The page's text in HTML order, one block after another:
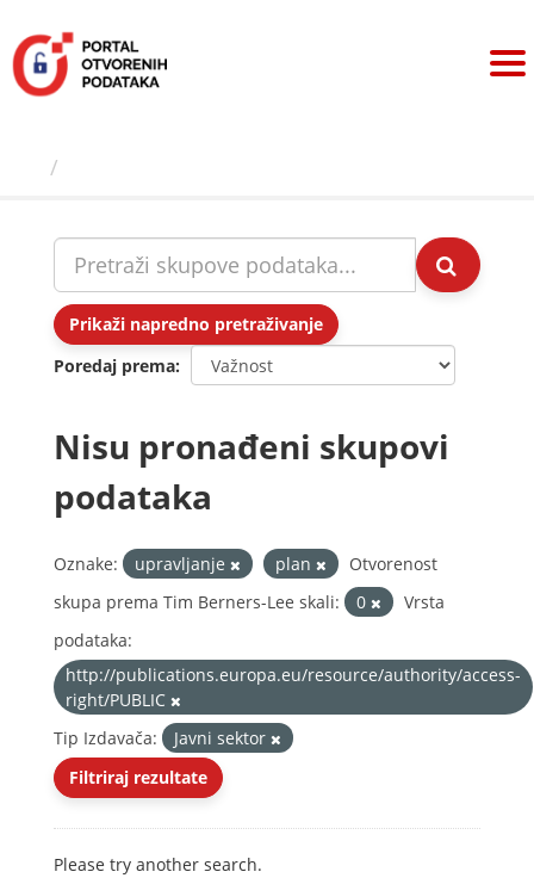
sadržaj
Prikaži napredno pretraživanje
Poredaj prema
Nisu pronađeni skupovi
podataka
Oznake: upravljanje plan
Otvorenost
skupa prema Tim Berners-Lee skali:
0
Vrsta
podataka:
http://publications.europa.eu/resource/authority/access-
right/PUBLIC
Tip Izdavača:
Javni sektor
Filtriraj rezultate
Please try another search.